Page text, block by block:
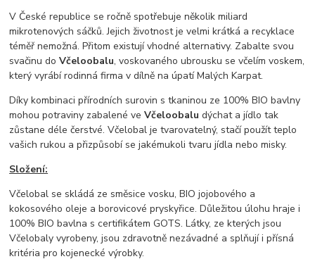
V České republice se ročně spotřebuje několik miliard
mikrotenových sáčků. Jejich životnost je velmi krátká a recyklace
téměř nemožná. Přitom existují vhodné alternativy. Zabalte svou
svačinu doVčeloobalu, voskovaného ubrousku se včelím voskem,
který vyrábí rodinná firma v dílně na úpatí Malých Karpat.
Díky kombinaci přírodních surovin s tkaninou ze 100% BIO bavlny
mohou potraviny zabalené veVčeloobalu dýchat a jídlo tak
zůstane déle čerstvé. Včelobal je tvarovatelný, stačí použít teplo
vašich rukou a přizpůsobí se jakémukoli tvaru jídla nebo misky.
Složení:
Včelobal se skládá ze směsice vosku, BIO jojobového a
kokosového oleje a borovicové pryskyřice. Důležitou úlohu hraje i
100% BIO bavlna s certifikátem GOTS. Látky, ze kterých jsou
Včelobaly vyrobeny, jsou zdravotně nezávadné a splňují i přísná
kritéria pro kojenecké výrobky.